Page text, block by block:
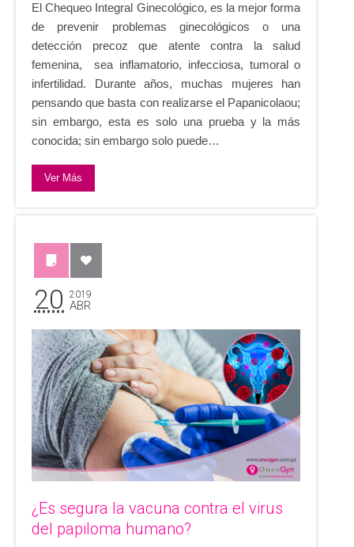
El Chequeo Integral Ginecológico, es la mejor forma
de prevenir problemas ginecológicos o una
detección precoz que atente contra la salud
femenina, sea inflamatorio, infecciosa, tumoral o
infertilidad. Durante años, muchas mujeres han
pensando que basta con realizarse el Papanicolaou;
sin embargo, esta es solo una prueba y la más
conocida; sin embargo solo puede…
Ver Más
20 2019
ABR
¿Es segura la vacuna contra el virus
del papiloma humano?